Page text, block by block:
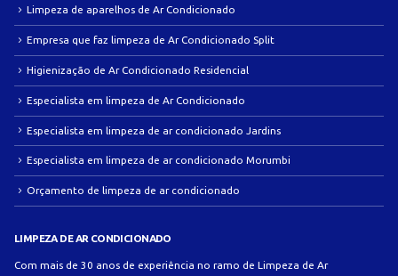
Limpeza de aparelhos de Ar Condicionado
Empresa que faz limpeza de Ar Condicionado Split
Higienização de Ar Condicionado Residencial
Especialista em limpeza de Ar Condicionado
Especialista em limpeza de ar condicionado Jardins
Especialista em limpeza de ar condicionado Morumbi
Orçamento de limpeza de ar condicionado
LIMPEZA DE AR CONDICIONADO
Com mais de 30 anos de experiência no ramo de Limpeza de Ar